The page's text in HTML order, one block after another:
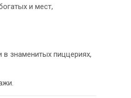
и мест,
знаменитых пиццериях,